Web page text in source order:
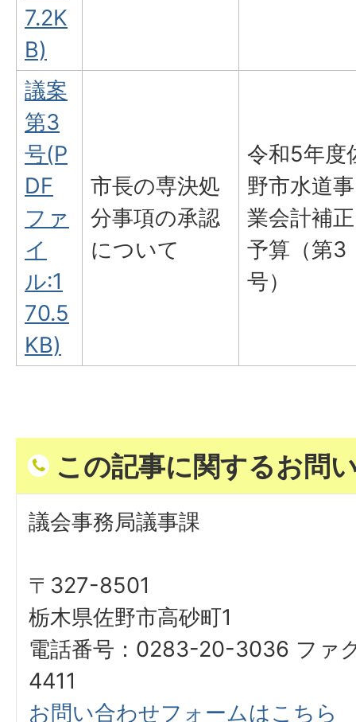
7.2K
B)
議案
第3
号(P
DF
ファ
イ
ル:1
70.5
KB)
市長の専決処
分事項の承認
について
令和5年度
野市水道事
業会計補正
予算（第3
号）
この記事に関するお問
議会事務局議事課
〒327-8501
栃木県佐野市高砂町1
電話番号：0283-20-3036 ファ
4411
お問い合わせフォームはこちら